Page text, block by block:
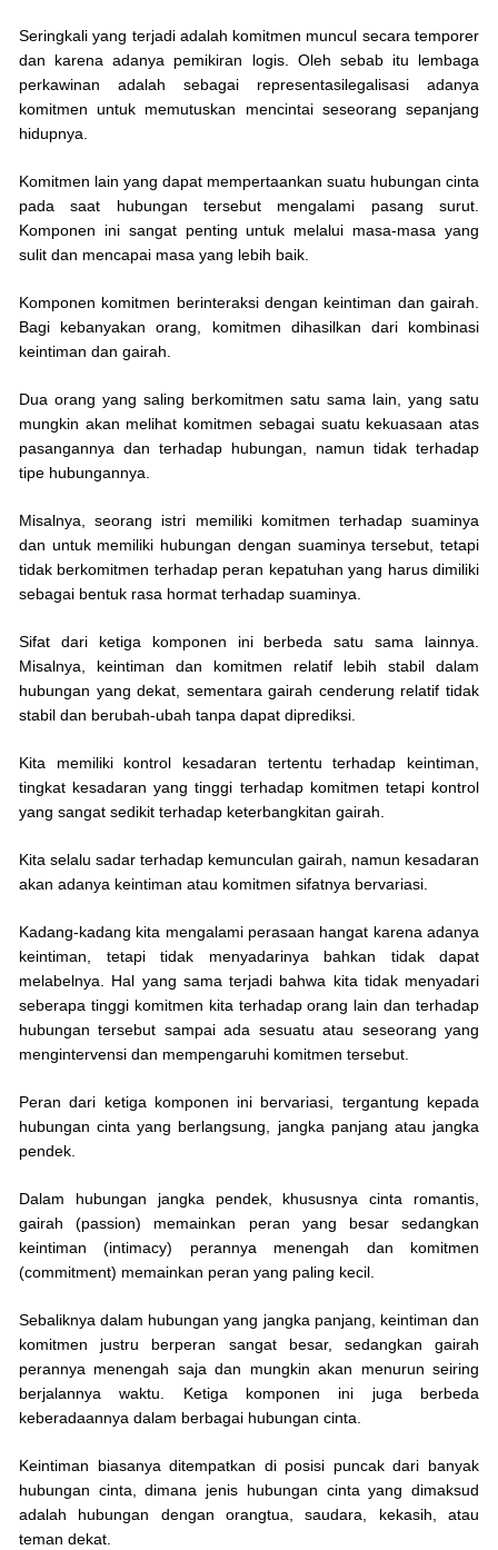
Seringkali yang terjadi adalah komitmen muncul secara temporer
dan karena adanya pemikiran logis. Oleh sebab itu lembaga
perkawinan adalah sebagai representasilegalisasi adanya
komitmen untuk memutuskan mencintai seseorang sepanjang
hidupnya.
Komitmen lain yang dapat mempertaankan suatu hubungan cinta
pada saat hubungan tersebut mengalami pasang surut.
Komponen ini sangat penting untuk melalui masa-masa yang
sulit dan mencapai masa yang lebih baik.
Komponen komitmen berinteraksi dengan keintiman dan gairah.
Bagi kebanyakan orang, komitmen dihasilkan dari kombinasi
keintiman dan gairah.
Dua orang yang saling berkomitmen satu sama lain, yang satu
mungkin akan melihat komitmen sebagai suatu kekuasaan atas
pasangannya dan terhadap hubungan, namun tidak terhadap
tipe hubungannya.
Misalnya, seorang istri memiliki komitmen terhadap suaminya
dan untuk memiliki hubungan dengan suaminya tersebut, tetapi
tidak berkomitmen terhadap peran kepatuhan yang harus dimiliki
sebagai bentuk rasa hormat terhadap suaminya.
Sifat dari ketiga komponen ini berbeda satu sama lainnya.
Misalnya, keintiman dan komitmen relatif lebih stabil dalam
hubungan yang dekat, sementara gairah cenderung relatif tidak
stabil dan berubah-ubah tanpa dapat diprediksi.
Kita memiliki kontrol kesadaran tertentu terhadap keintiman,
tingkat kesadaran yang tinggi terhadap komitmen tetapi kontrol
yang sangat sedikit terhadap keterbangkitan gairah.
Kita selalu sadar terhadap kemunculan gairah, namun kesadaran
akan adanya keintiman atau komitmen sifatnya bervariasi.
Kadang-kadang kita mengalami perasaan hangat karena adanya
keintiman, tetapi tidak menyadarinya bahkan tidak dapat
melabelnya. Hal yang sama terjadi bahwa kita tidak menyadari
seberapa tinggi komitmen kita terhadap orang lain dan terhadap
hubungan tersebut sampai ada sesuatu atau seseorang yang
mengintervensi dan mempengaruhi komitmen tersebut.
Peran dari ketiga komponen ini bervariasi, tergantung kepada
hubungan cinta yang berlangsung, jangka panjang atau jangka
pendek.
Dalam hubungan jangka pendek, khususnya cinta romantis,
gairah (passion) memainkan peran yang besar sedangkan
keintiman (intimacy) perannya menengah dan komitmen
(commitment) memainkan peran yang paling kecil.
Sebaliknya dalam hubungan yang jangka panjang, keintiman dan
komitmen justru berperan sangat besar, sedangkan gairah
perannya menengah saja dan mungkin akan menurun seiring
berjalannya waktu. Ketiga komponen ini juga berbeda
keberadaannya dalam berbagai hubungan cinta.
Keintiman biasanya ditempatkan di posisi puncak dari banyak
hubungan cinta, dimana jenis hubungan cinta yang dimaksud
adalah hubungan dengan orangtua, saudara, kekasih, atau
teman dekat.